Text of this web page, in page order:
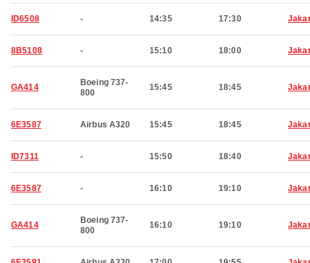
ID6508 - 14:35 17:30
8B5108 - 15:10 18:00
GA414
Boeing 737-
800
15:45 18:45
6E3587 Airbus A320 15:45 18:45
ID7311 - 15:50 18:40
6E3587 - 16:10 19:10
GA414
Boeing 737-
800
16:10 19:10